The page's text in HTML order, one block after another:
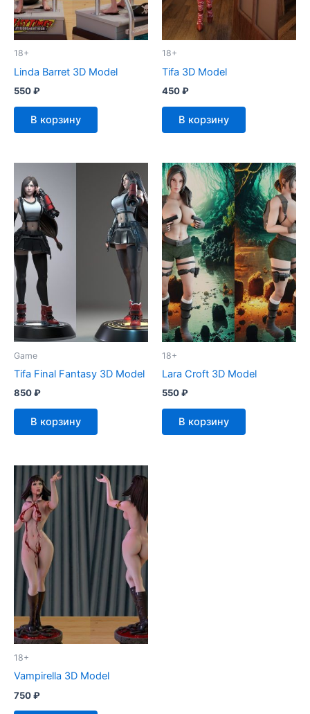
18+
Linda Barret 3D Model
550₽
В корзину
18+
Tifa 3D Model
450₽
В корзину
Game
Tifa Final Fantasy 3D Model
850₽
В корзину
18+
Lara Croft 3D Model
550₽
В корзину
18+
Vampirella 3D Model
750₽